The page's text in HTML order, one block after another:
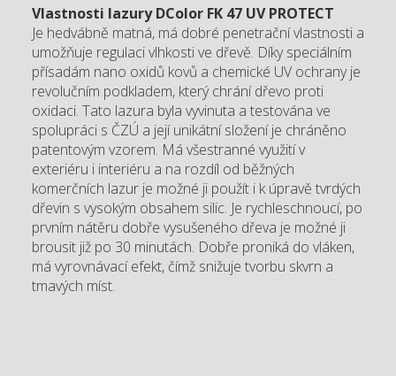
Vlastnosti lazury DColor FK 47 UV PROTECT
Je hedvábně matná, má dobré penetrační vlastnosti a
umožňuje regulaci vlhkosti ve dřevě. Díky speciálním
přísadám nano oxidů kovů a chemické UV ochrany je
revolučním podkladem, který chrání dřevo proti
oxidaci. Tato lazura byla vyvinuta a testována ve
spolupráci s ČZÚ a její unikátní složení je chráněno
patentovým vzorem. Má všestranné využití v
exteriéru i interiéru a na rozdíl od běžných
komerčních lazur je možné ji použít i k úpravě tvrdých
dřevin s vysokým obsahem silic. Je rychleschnoucí, po
prvním nátěru dobře vysušeného dřeva je možné ji
brousit již po 30 minutách. Dobře proniká do vláken,
má vyrovnávací efekt, čímž snižuje tvorbu skvrn a
tmavých míst.